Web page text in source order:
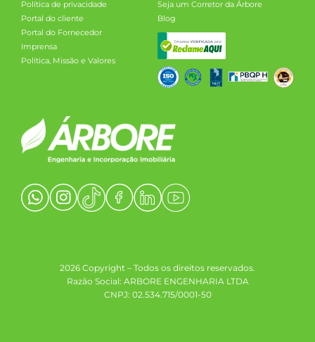
Política de privacidade
Portal do cliente
Portal do Fornecedor
Imprensa
Política, Missão e Valores
Seja um Corretor da Árbore
Blog
2026 Copyright – Todos os direitos reservados.
Razão Social: ARBORE ENGENHARIA LTDA
CNPJ: 02.534.715/0001-50